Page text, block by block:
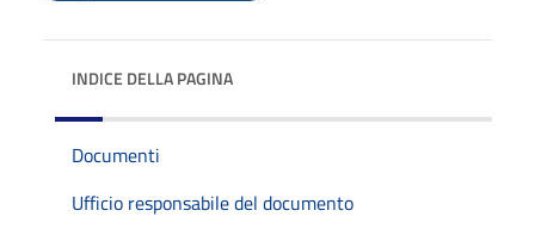
INDICE DELLA PAGINA
Documenti
Ufficio responsabile del documento